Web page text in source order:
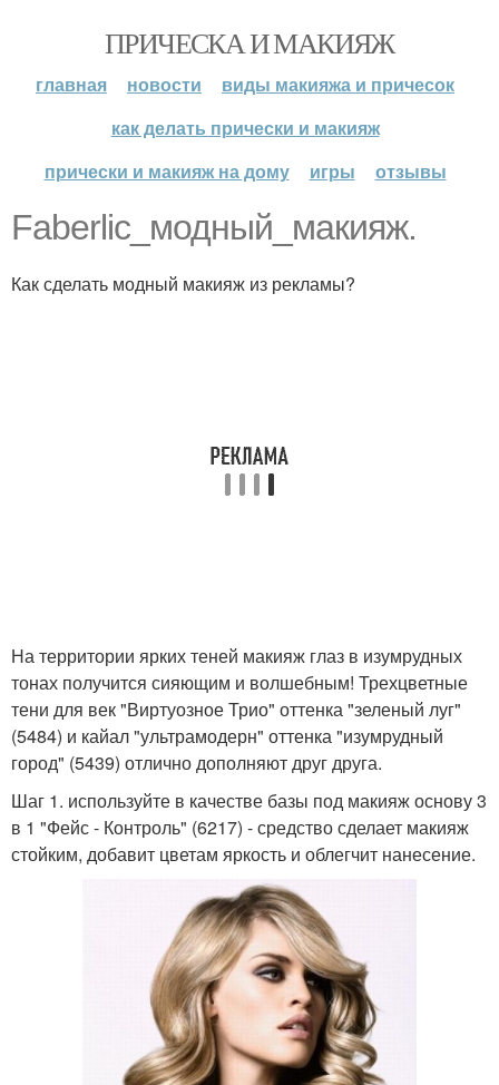
ПРИЧЕСКА И МАКИЯЖ
главная новости
виды макияжа и причесок
как делать прически и макияж
прически и макияж на дому
игры отзывы
Faberlic_модный_макияж.
Как сделать модный макияж из рекламы?
На территории ярких теней макияж глаз в изумрудных
тонах получится сияющим и волшебным! Трехцветные
тени для век "Виртуозное Трио" оттенка "зеленый луг"
(5484) и кайал "ультрамодерн" оттенка "изумрудный
город" (5439) отлично дополняют друг друга.
Шаг 1. используйте в качестве базы под макияж основу 3
в 1 "Фейс - Контроль" (6217) - средство сделает макияж
стойким, добавит цветам яркость и облегчит нанесение.